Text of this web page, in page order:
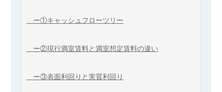
ー①キャッシュフローツリー
ー②現行満室賃料と満室想定賃料の違い
ー③表面利回りと実質利回り